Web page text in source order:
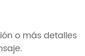
o más detalles